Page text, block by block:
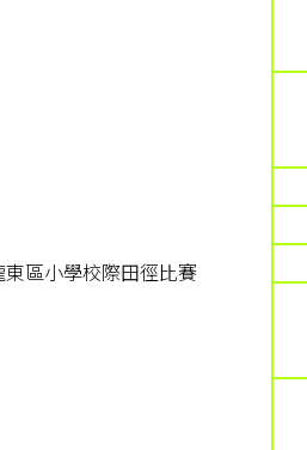
東區小學校際田徑比賽